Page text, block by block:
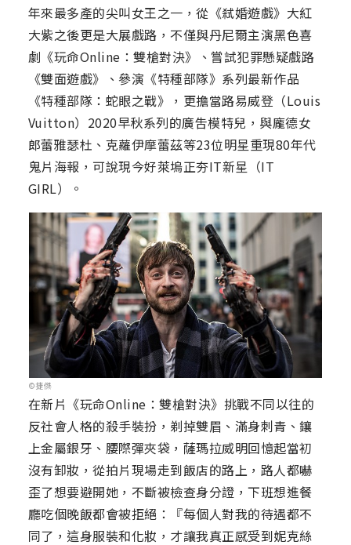
年來最多產的尖叫女王之一，從《弒婚遊戲》大紅
大紫之後更是大展戲路，不僅與丹尼爾主演黑色喜
劇《玩命Online：雙槍對決》、嘗試犯罪懸疑戲路
《雙面遊戲》、參演《特種部隊》系列最新作品
《特種部隊：蛇眼之戰》，更擔當路易威登（Louis
Vuitton）2020早秋系列的廣吿模特兒，與龐德女
郎蕾雅瑟杜、克蘿伊摩蕾茲等23位明星重現80年代
鬼片海報，可說現今好萊塢正夯IT新星（IT
GIRL）。
©捷傑
在新片《玩命Online：雙槍對決》挑戰不同以往的
反社會人格的殺手裝扮，剃掉雙眉、滿身刺青、鑲
上金屬銀牙、腰際彈夾袋，薩瑪拉威明回憶起當初
沒有卸妝，從拍片現場走到飯店的路上，路人都嚇
歪了想要避開她，不斷被檢查身分證，下班想進餐
廳吃個晚飯都會被拒絕：『每個人對我的待遇都不
同了，這身服裝和化妝，才讓我真正感受到妮克絲